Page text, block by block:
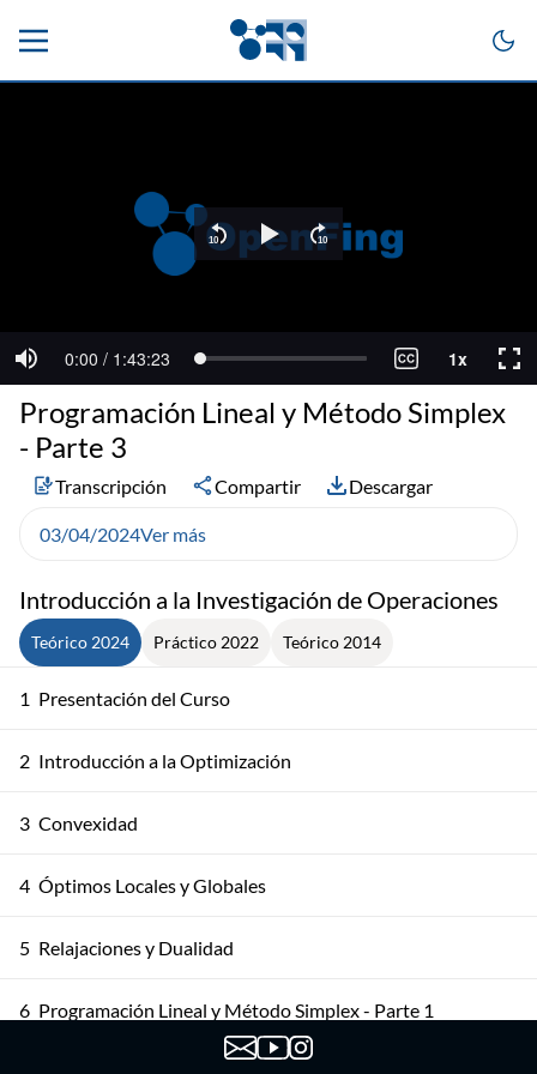
Introducción a la Investigación de Operaciones
Teórico 2024 Práctico 2022 Teórico 2014
1 Presentación del Curso
2 Introducción a la Optimización
3 Convexidad
4 Óptimos Locales y Globales
5 Relajaciones y Dualidad
6 Programación Lineal y Método Simplex - Parte 1
Programación Lineal y Método Simplex
- Parte 3
Transcripción Compartir Descargar
03/04/2024Ver más